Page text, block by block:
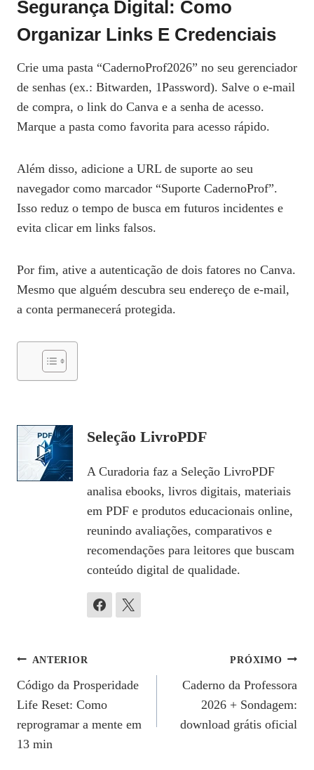
Segurança Digital: Como
Organizar Links E Credenciais
Crie uma pasta “CadernoProf2026” no seu gerenciador
de senhas (ex.: Bitwarden, 1Password). Salve o e‑mail
de compra, o link do Canva e a senha de acesso.
Marque a pasta como favorita para acesso rápido.
Além disso, adicione a URL de suporte ao seu
navegador como marcador “Suporte CadernoProf”.
Isso reduz o tempo de busca em futuros incidentes e
evita clicar em links falsos.
Por fim, ative a autenticação de dois fatores no Canva.
Mesmo que alguém descubra seu endereço de e‑mail,
a conta permanecerá protegida.
Seleção LivroPDF
A Curadoria faz a Seleção LivroPDF
analisa ebooks, livros digitais, materiais
em PDF e produtos educacionais online,
reunindo avaliações, comparativos e
recomendações para leitores que buscam
conteúdo digital de qualidade.
Navegação
De
Post
ANTERIOR
Código da Prosperidade
Life Reset: Como
reprogramar a mente em
13 min
PRÓXIMO
Caderno da Professora
2026 + Sondagem:
download grátis oficial